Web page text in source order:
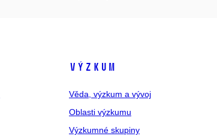
VÝZKUM
Věda, výzkum a vývoj
Oblasti výzkumu
Výzkumné skupiny